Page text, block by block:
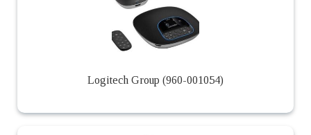
Logitech Group (960-001054)